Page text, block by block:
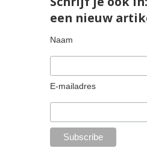
een nieuw
Naam
E-mailadres